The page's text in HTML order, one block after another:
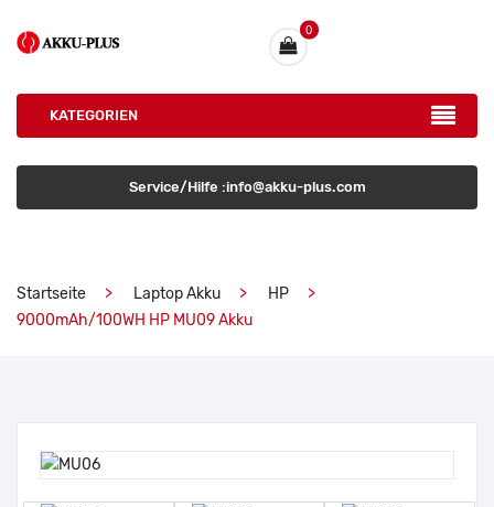
0
KATEGORIEN
Service/Hilfe :info@akku-plus.com
Startseite Laptop Akku
HP
9000mAh/100WH HP MU09 Akku